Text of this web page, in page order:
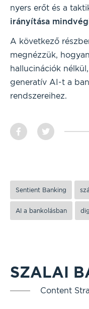
nyers erőt és a
irányítása
A következő
megnézzük,
hallucinációk
generatív AI-t a
rendszereihez.
Sentient Banking
AI a bankolásban
SZALAI
Content